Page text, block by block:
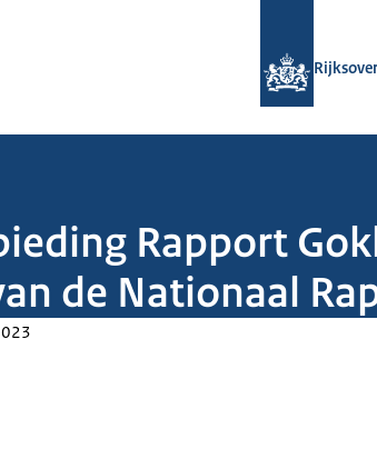
Rapport
de Nationaal